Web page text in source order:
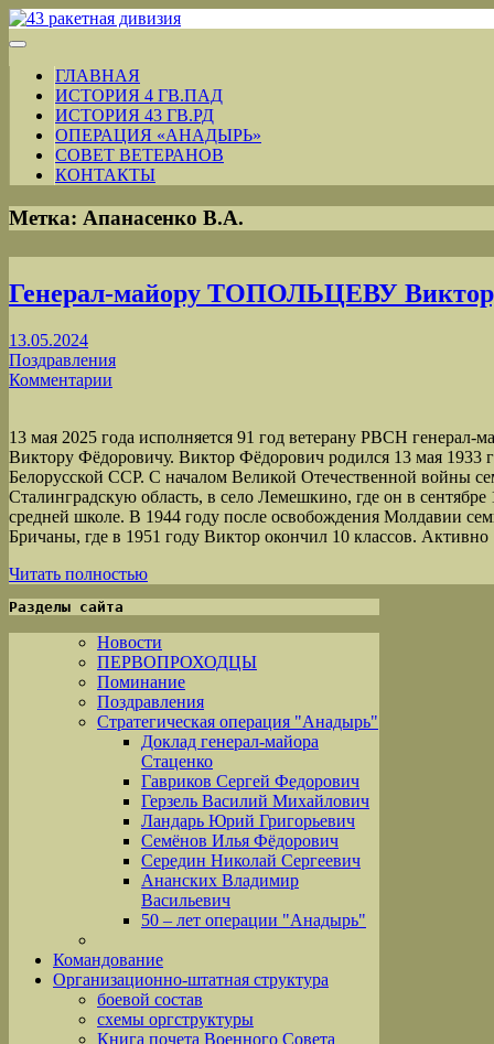
ГЛАВНАЯ
ИСТОРИЯ 4 ГВ.ПАД
ИСТОРИЯ 43 ГВ.РД
ОПЕРАЦИЯ «АНАДЫРЬ»
СОВЕТ ВЕТЕРАНОВ
КОНТАКТЫ
Метка: Апанасенко В.А.
Генерал-майору ТОПОЛЬЦЕВУ
13.05.2024
Поздравления
Комментарии
13 мая 2025 года исполняется 91 год ветерану РВСН
Виктору Фёдоровичу. Виктор Фёдорович родился 13 мая 1933
Белорусской ССР. С началом Великой Отечественной войны
Сталинградскую область, в село Лемешкино, где он в сентябре
средней школе. В 1944 году после освобождения Молдавии
Бричаны, где в 1951 году Виктор окончил 10 классов.
Читать полностью
Разделы сайта
Новости
ПЕРВОПРОХОДЦЫ
Поминание
Поздравления
Стратегическая операция "Анадырь"
Доклад генерал-майора
Стаценко
Гавриков Сергей Федорович
Герзель Василий Михайлович
Ландарь Юрий Григорьевич
Семёнов Илья Фёдорович
Середин Николай Сергеевич
Ананских Владимир
Васильевич
50 – лет операции "Анадырь"
Командование
Организационно-штатная структура
боевой состав
схемы оргструктуры
Книга почета Военного Совета